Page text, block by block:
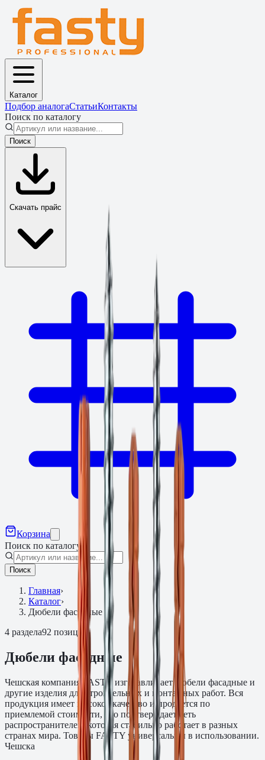
Каталог
Подбор аналогаСтатьиКонтакты
Поиск по каталогу
Поиск
Скачать прайс
Корзина
Поиск по каталогу
Поиск
Главная›
Каталог›
Дюбели фасадные
4 раздела92 позиции
Дюбели фасадные
Чешская компания FASTY изготавливает дюбели фасадные и
другие изделия для строительных и монтажных работ. Вся
продукция имеет высокое качество и продается по
приемлемой стоимости, что подтверждает сеть
распространителей, которая стабильно работает в разных
странах мира. Товары FASTY универсальны в использовании.
Чешска